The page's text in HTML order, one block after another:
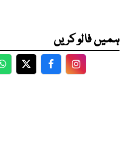
ہمیں فالو کریں
WhatsApp
TwitterFacebookFacebook